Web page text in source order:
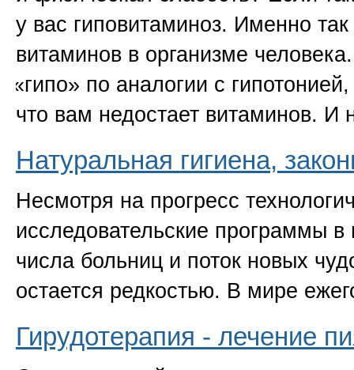
у вас гиповитаминоз. Именно так
витаминов в организме
«гипо» по аналогии с
что вам недостает витаминов. И
Натуральная гигиена,
Несмотря на прогресс
исследовательские программы
числа больниц и поток новых
остается редкостью. В мире
Гирудотерапия - лечение